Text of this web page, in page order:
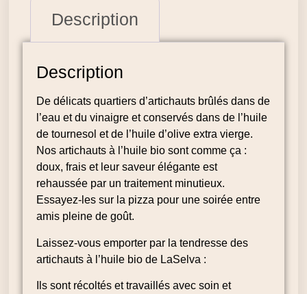
Description
Description
De délicats quartiers d’artichauts brûlés dans de
l’eau et du vinaigre et conservés dans de l’huile
de tournesol et de l’huile d’olive extra vierge.
Nos artichauts à l’huile bio sont comme ça :
doux, frais et leur saveur élégante est
rehaussée par un traitement minutieux.
Essayez-les sur la pizza pour une soirée entre
amis pleine de goût.
Laissez-vous emporter par la tendresse des
artichauts à l’huile bio de LaSelva :
Ils sont récoltés et travaillés avec soin et